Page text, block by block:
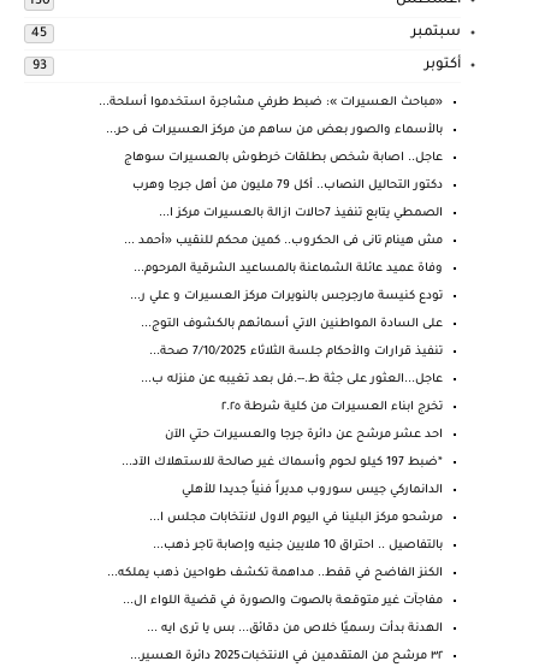
سبتمبر 45
أكتوبر 93
«مباحث العسيرات »: ضبط طرفي مشاجرة استخدموا أسلحة...
بالأسماء والصور بعض من ساهم من مركز العسيرات فى حر...
عاجل.. اصابة شخص بطلقات خرطوش بالعسيرات سوهاج
دكتور التحاليل النصاب.. أكل 79 مليون من أهل جرجا وهرب
الصمطي يتابع تنفيذ 7حالات ازالة بالعسيرات مركز ا...
مش هينام تانى فى الحكروب.. كمين محكم للنقيب «أحمد ...
وفاة عميد عائلة الشماعنة بالمساعيد الشرقية المرحوم...
تودع كنيسة مارجرجس بالنويرات مركز العسيرات و علي ر...
على السادة المواطنين الاتي أسمائهم بالكشوف التوج...
تنفيذ قرارات والأحكام جلسة الثلاثاء 7/10/2025 صحة...
عاجل...العثور على جثة ط.--.فل بعد تغيبه عن منزله ب...
تخرج ابناء العسيرات من كلية شرطة ٢.٢٥
احد عشر مرشح عن دائرة جرجا والعسيرات حتي الآن
*ضبط 197 كيلو لحوم وأسماك غير صالحة للاستهلاك الآد...
الدانماركي جيس سوروب مديراً فنياً جديدا للأهلي
مرشحو مركز البلينا في اليوم الاول لانتخابات مجلس ا...
بالتفاصيل .. احتراق 10 ملايين جنيه وإصابة تاجر ذهب...
الكنز الفاضح في قفط.. مداهمة تكشف طواحين ذهب يملكه...
مفاجآت غير متوقعة بالصوت والصورة في قضية اللواء ال...
الهدنة بدأت رسميًا خلاص من دقائق... بس يا ترى ايه ...
٣٢ مرشح من المتقدمين في الانتخبات2025 دائرة العسير...